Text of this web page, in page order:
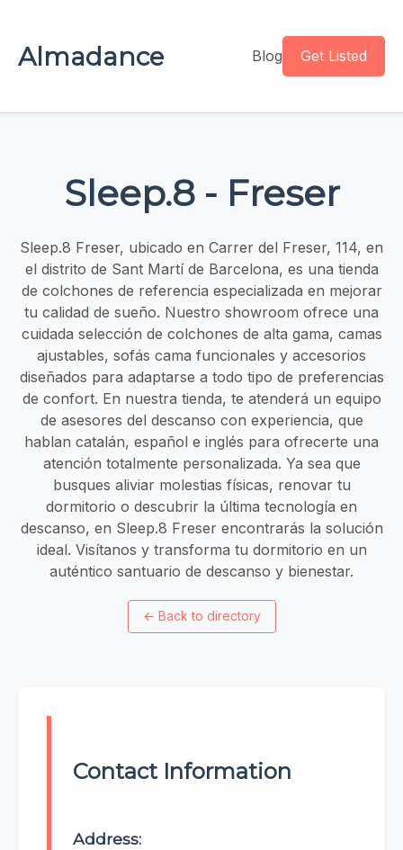
Almadance Blog Get Listed
Sleep.8 - Freser
Sleep.8 Freser, ubicado en Carrer del Freser, 114, en
el distrito de Sant Martí de Barcelona, es una tienda
de colchones de referencia especializada en mejorar
tu calidad de sueño. Nuestro showroom ofrece una
cuidada selección de colchones de alta gama, camas
ajustables, sofás cama funcionales y accesorios
diseñados para adaptarse a todo tipo de preferencias
de confort. En nuestra tienda, te atenderá un equipo
de asesores del descanso con experiencia, que
hablan catalán, español e inglés para ofrecerte una
atención totalmente personalizada. Ya sea que
busques aliviar molestias físicas, renovar tu
dormitorio o descubrir la última tecnología en
descanso, en Sleep.8 Freser encontrarás la solución
ideal. Visítanos y transforma tu dormitorio en un
auténtico santuario de descanso y bienestar.
← Back to directory
Contact Information
Address: